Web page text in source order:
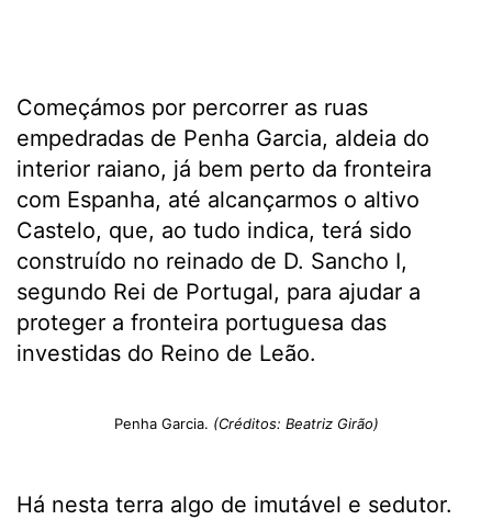
Começámos por percorrer as ruas
empedradas de Penha Garcia, aldeia do
interior raiano, já bem perto da fronteira
com Espanha, até alcançarmos o altivo
Castelo, que, ao tudo indica, terá sido
construído no reinado de D. Sancho I,
segundo Rei de Portugal, para ajudar a
proteger a fronteira portuguesa das
investidas do Reino de Leão.
Penha Garcia. (Créditos: Beatriz Girão)
Há nesta terra algo de imutável e sedutor.